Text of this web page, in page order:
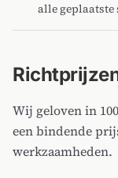
alle geplaatste
Wij geloven in
een bindende
werkzaamheden.